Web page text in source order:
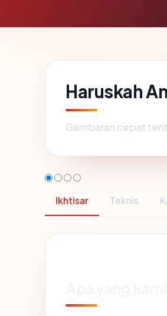
Haruskah
Gambaran cepat
Ikhtisar Teknis